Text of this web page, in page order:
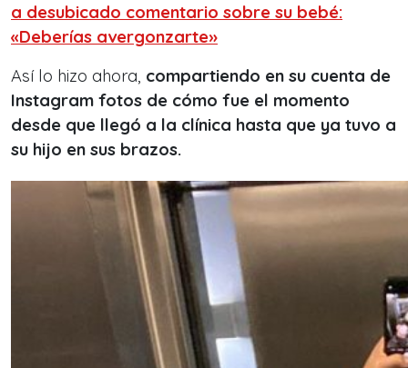
a desubicado comentario sobre su bebé:
«Deberías avergonzarte»
Así lo hizo ahora, compartiendo en su cuenta de
Instagram fotos de cómo fue el momento
desde que llegó a la clínica hasta que ya tuvo a
su hijo en sus brazos.